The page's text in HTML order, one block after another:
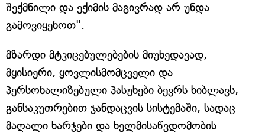
შექმნილი და ექიმის მაგივრად არ უნდა
გამოვიყენოთ".
მზარდი მტკიცებულებების მიუხედავად,
მყისიერი, ყოვლისმომცველი და
პერსონალიზებული პასუხები ბევრს ხიბლავს,
განსაკუთრებით ჯანდაცვის სისტემაში, სადაც
მაღალი ხარჯები და ხელმისაწვდომობის